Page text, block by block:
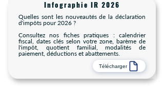
Infographie IR 2026
Quelles sont les nouveautés de la déclaration
d'impôts pour 2026 ?
Consultez nos fiches pratiques : calendrier
fiscal, dates clés selon votre zone, barème de
l'impôt, quotient familial, modalités de
paiement, déductions et abattements.
Télécharger